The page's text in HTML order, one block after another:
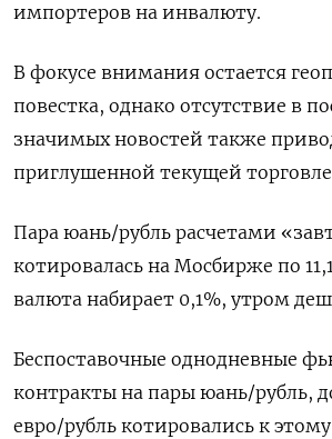
импортеров на инвалюту.
В фокусе внимания остается
повестка, однако отсутствие в
значимых новостей также
приглушенной текущей
Пара юань/рубль расчетами
котировалась на Мосбирже по
валюта набирает 0,​1%, утром
Беспоставочные однодневные
контракты на пары юань/рубль,
евро/рубль ‌котировались к